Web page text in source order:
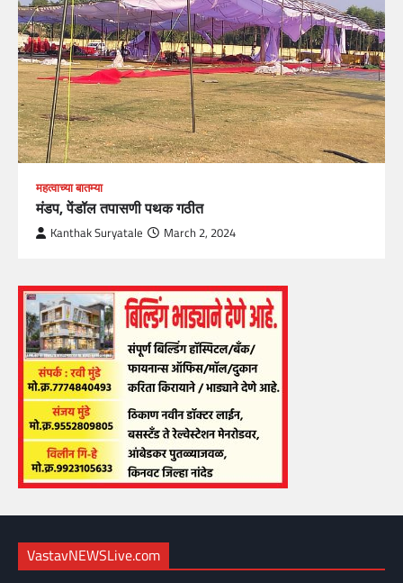
महत्वाच्या बातम्या
मंडप, पेंडॉल तपासणी पथक गठीत
Kanthak Suryatale March 2, 2024
VastavNEWSLive.com